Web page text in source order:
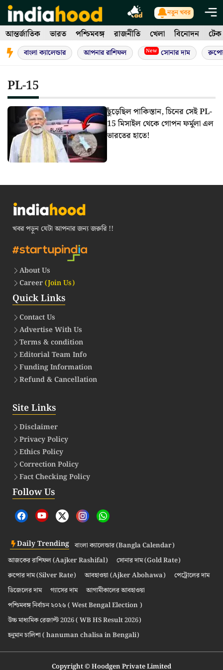
Skip
to
content
নতুন খবর
আন্তর্জাতিক ভারত পশ্চিমবঙ্গ রাজনীতি খেলা বিনোদন টেক
বাংলা ক্যালেন্ডার আপনার রাশিফল New সোনার দাম
PL-15
ছুঁড়েছিল পাকিস্তান, চিনের সেই PL-
15 মিসাইল থেকে গোপন ফর্মুলা এল
ভারতের হাতে!
খবর পড়ুন যেটা আপনার জন্য জরুরি !!
About Us
Career(Join Us)
Quick Links
Contact Us
Advertise With Us
Terms & condition
Editorial Team Info
Funding Information
Refund & Cancellation
Site Links
Disclaimer
Privacy Policy
Ethics Policy
Correction Policy
Fact Checking Policy
Follow Us
Daily Trending বাংলা ক্যালেন্ডার (Bangla Calendar)
আজকের রাশিফল (Aajker Rashifal)
সোনার দাম (Gold Rate)
রুপোর দাম (Silver Rate)
আবহাওয়া (Ajker Abohawa)
পেট্রোলের দাম
ডিজেলের দাম
গ্যাসের দাম
আগামীকালের আবহাওয়া
পশ্চিমবঙ্গ নির্বাচন ২০২৬ ( West Bengal Election )
উচ্চ মাধ্যমিক রেজাল্ট 2026 ( WB HS Result 2026)
হনুমান চালিশা ( hanuman chalisa in Bengali)
Copyright © Hoodgen Private Limited